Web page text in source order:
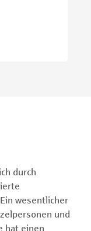
durch
wesentlicher
und
hat einen